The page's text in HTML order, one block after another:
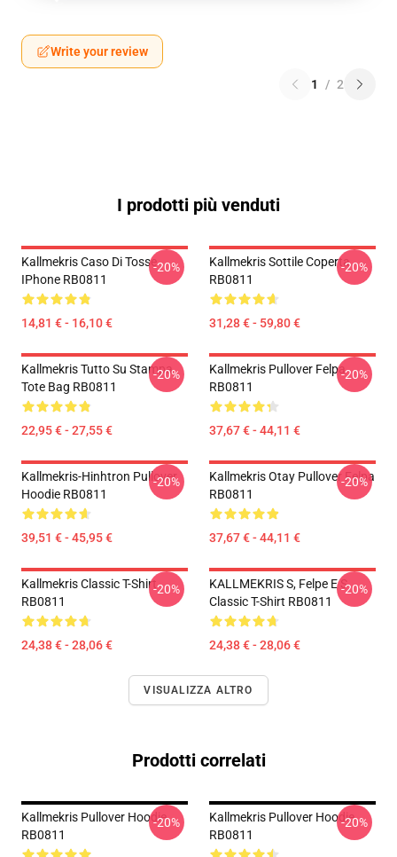
Write your review
1 / 2
I prodotti più venduti
Kallmekris Caso Di Tosse
IPhone RB0811
14,81 € - 16,10 €
-20%
Kallmekris Sottile Coperta
RB0811
31,28 € - 59,80 €
-20%
Kallmekris Tutto Su Stampa
Tote Bag RB0811
22,95 € - 27,55 €
-20%
Kallmekris Pullover Felpa
RB0811
37,67 € - 44,11 €
-20%
Kallmekris-Hinhtron Pullover
Hoodie RB0811
39,51 € - 45,95 €
-20%
Kallmekris Otay Pullover Felpa
RB0811
37,67 € - 44,11 €
-20%
Kallmekris Classic T-Shirt
RB0811
24,38 € - 28,06 €
-20%
KALLMEKRIS S, Felpe E S
Classic T-Shirt RB0811
24,38 € - 28,06 €
-20%
VISUALIZZA ALTRO
Prodotti correlati
Kallmekris Pullover Hoodie
RB0811
-20%
Kallmekris Pullover Hoodie
RB0811
-20%